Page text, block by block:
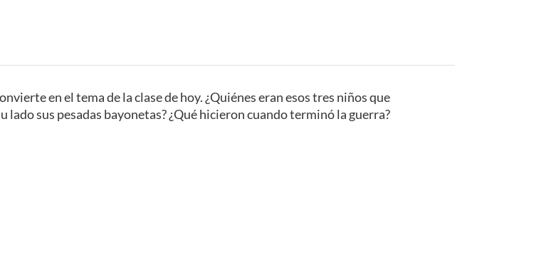
en el tema de la clase de hoy. ¿Quiénes eran esos tres niños que
sus pesadas bayonetas? ¿Qué hicieron cuando terminó la guerra?